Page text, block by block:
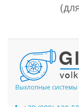
Выхлопные системы